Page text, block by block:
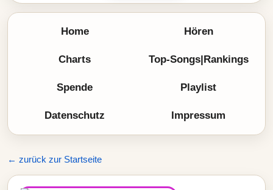
Home Hören
Charts Top-Songs|Rankings
Spende Playlist
Datenschutz Impressum
← zurück zur Startseite